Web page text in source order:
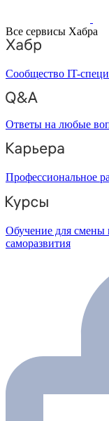
Все сервисы Хабра
Сообщество IT-
Ответы на любые
Профессиональное
Обучение для смены
саморазвития